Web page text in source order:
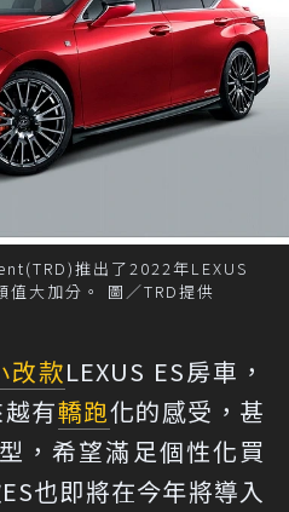
推出了2022年LEXUS
值大加分。 圖／TRD提供
改款LEXUS ES房車，
有轎跑化的感受，甚
，希望滿足個性化買
也即將在今年將導入